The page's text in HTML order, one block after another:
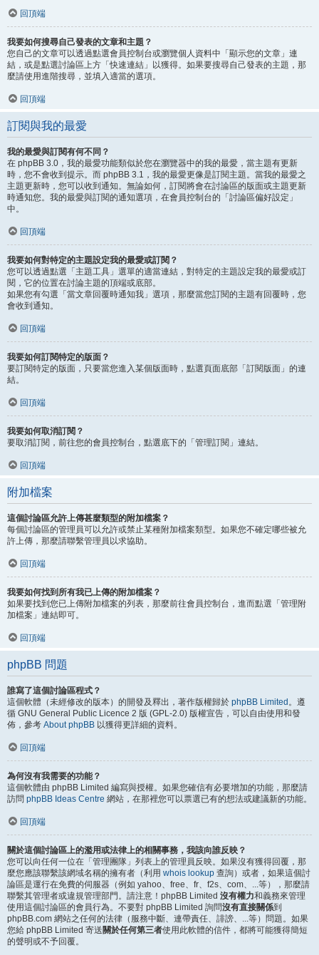
回頂端
我要如何搜尋自己發表的文章和主題？
您自己的文章可以透過點選會員控制台或瀏覽個人資料中「顯示您的文章」連
結，或是點選討論區上方「快速連結」以獲得。如果要搜尋自己發表的主題，那
麼請使用進階搜尋，並填入適當的選項。
回頂端
訂閱與我的最愛
我的最愛與訂閱有何不同？
在 phpBB 3.0，我的最愛功能類似於您在瀏覽器中的我的最愛，當主題有更新
時，您不會收到提示。而 phpBB 3.1，我的最愛更像是訂閱主題。當我的最愛之
主題更新時，您可以收到通知。無論如何，訂閱將會在討論區的版面或主題更新
時通知您。我的最愛與訂閱的通知選項，在會員控制台的「討論區偏好設定」
中。
回頂端
我要如何對特定的主題設定我的最愛或訂閱？
您可以透過點選「主題工具」選單的適當連結，對特定的主題設定我的最愛或訂
閱，它的位置在討論主題的頂端或底部。
如果您有勾選「當文章回覆時通知我」選項，那麼當您訂閱的主題有回覆時，您
會收到通知。
回頂端
我要如何訂閱特定的版面？
要訂閱特定的版面，只要當您進入某個版面時，點選頁面底部「訂閱版面」的連
結。
回頂端
我要如何取消訂閱？
要取消訂閱，前往您的會員控制台，點選底下的「管理訂閱」連結。
回頂端
附加檔案
這個討論區允許上傳甚麼類型的附加檔案？
每個討論區的管理員可以允許或禁止某種附加檔案類型。如果您不確定哪些被允
許上傳，那麼請聯繫管理員以求協助。
回頂端
我要如何找到所有我已上傳的附加檔案？
如果要找到您已上傳附加檔案的列表，那麼前往會員控制台，進而點選「管理附
加檔案」連結即可。
回頂端
phpBB 問題
誰寫了這個討論區程式？
這個軟體（未經修改的版本）的開發及釋出，著作版權歸於 phpBB Limited 。遵
循 GNU General Public Licence 2 版 (GPL-2.0) 版權宣告，可以自由使用和發
佈，參考 About phpBB 以獲得更詳細的資料。
回頂端
為何沒有我需要的功能？
這個軟體由 phpBB Limited 編寫與授權。如果您確信有必要增加的功能，那麼請
訪問 phpBB Ideas Centre 網站，在那裡您可以票選已有的想法或建議新的功能。
回頂端
關於這個討論區上的濫用或法律上的相關事務，我該向誰反映？
您可以向任何一位在「管理團隊」列表上的管理員反映。如果沒有獲得回覆，那
麼您應該聯繫該網域名稱的擁有者（利用 whois lookup 查詢）或者，如果這個討
論區是運行在免費的伺服器（例如 yahoo、free、fr、f2s、com、...等），那麼請
聯繫其管理者或違規管理部門。請注意！phpBB Limited 沒有權力和義務來管理
使用這個討論區的會員行為。不要對 phpBB Limited 詢問沒有直接關係到
phpBB.com 網站之任何的法律（服務中斷、連帶責任、誹謗、...等）問題。如果
您給 phpBB Limited 寄送關於任何第三者使用此軟體的信件，都將可能獲得簡短
的聲明或不予回覆。